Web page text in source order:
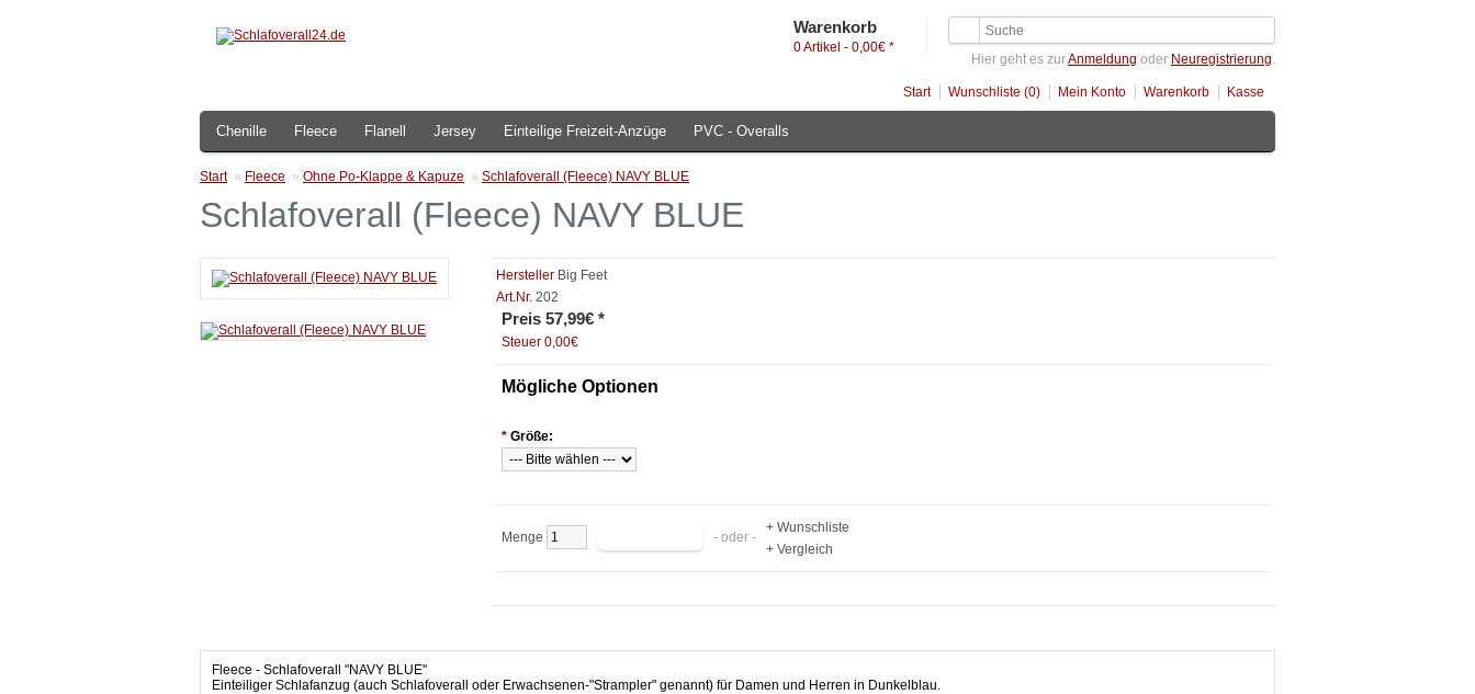
Warenkorb
0 Artikel - 0,00€ *
Hier geht es zurAnmeldung oder Neuregistrierung.
Start Wunschliste (0) Mein Konto Warenkorb Kasse
Chenille Fleece Flanell Jersey Einteilige Freizeit-Anzüge PVC - Overalls
Start» Fleece » Ohne Po-Klappe & Kapuze » Schlafoverall (Fleece) NAVY BLUE
Schlafoverall (Fleece) NAVY BLUE
Hersteller Big Feet
Art.Nr. 202
Preis 57,99€ *
Steuer 0,00€
Mögliche Optionen
* Größe:
Menge - oder -
+ Wunschliste
+ Vergleich
Fleece - Schlafoverall "NAVY BLUE"
Einteiliger Schlafanzug (auch Schlafoverall oder Erwachsenen-"Strampler" genannt) für Damen und Herren in Dunkelblau.